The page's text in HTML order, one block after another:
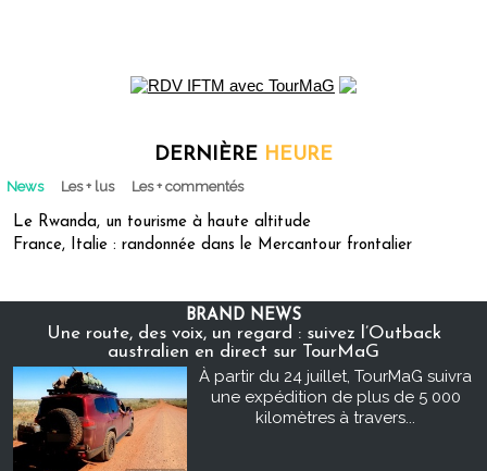
DERNIÈRE HEURE
News Les + lus Les + commentés
Le Rwanda, un tourisme à haute altitude
France, Italie : randonnée dans le Mercantour frontalier
BRAND NEWS
Une route, des voix, un regard : suivez l’Outback
australien en direct sur TourMaG
À partir du 24 juillet, TourMaG suivra
une expédition de plus de 5 000
kilomètres à travers...